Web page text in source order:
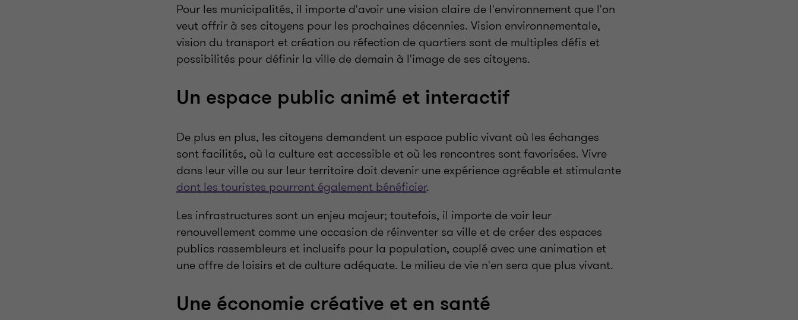
Pour les municipalités, il importe d'avoir une vision claire de l'environnement que l'on
veut offrir à ses citoyens pour les prochaines décennies. Vision environnementale,
vision du transport et création ou réfection de quartiers sont de multiples défis et
possibilités pour définir la ville de demain à l'image de ses citoyens.
Un espace public animé et interactif
De plus en plus, les citoyens demandent un espace public vivant où les échanges
sont facilités, où la culture est accessible et où les rencontres sont favorisées. Vivre
dans leur ville ou sur leur territoire doit devenir une expérience agréable et stimulante
dont les touristes pourront également bénéficier.
Les infrastructures sont un enjeu majeur; toutefois, il importe de voir leur
renouvellement comme une occasion de réinventer sa ville et de créer des espaces
publics rassembleurs et inclusifs pour la population, couplé avec une animation et
une offre de loisirs et de culture adéquate. Le milieu de vie n'en sera que plus vivant.
Une économie créative et en santé